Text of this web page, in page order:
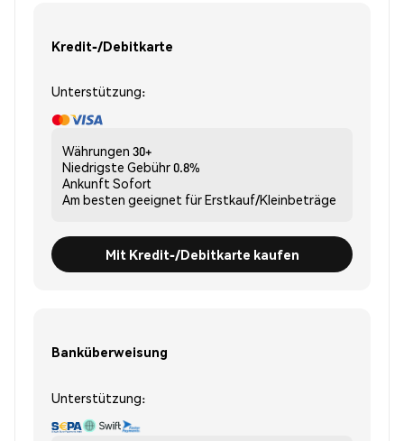
Kredit-/Debitkarte
Unterstützung:
Währungen 30+
Niedrigste Gebühr0.8%
Ankunft Sofort
Am besten geeignet fürErstkauf/Kleinbeträge
Mit Kredit-/Debitkarte kaufen
Banküberweisung
Unterstützung: